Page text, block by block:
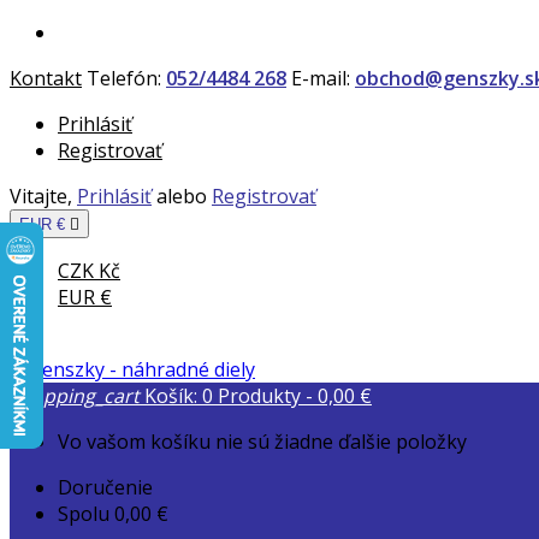
Kontakt Telefón: 052/4484 268 E-mail:
Prihlásiť
Registrovať
Vitajte, Prihlásiťalebo Registrovať
EUR € 
CZK Kč
EUR €
shopping_cart Košík: 0 Produkty - 0,00 €
Vo vašom košíku nie sú žiadne ďalšie položky
Doručenie
Spolu 0,00 €